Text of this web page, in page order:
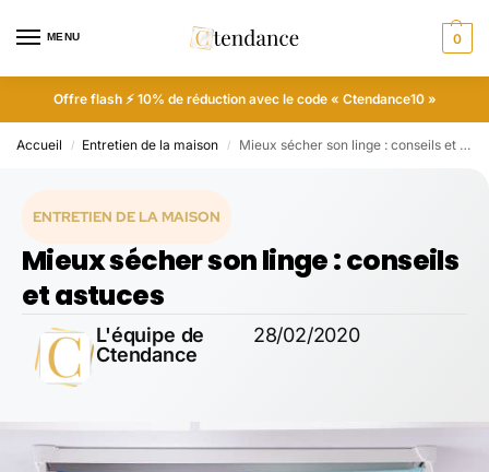
MENU 0
Offre flash ⚡ 10% de réduction avec le code « Ctendance10 »
Accueil / Entretien de la maison / Mieux sécher son linge : conseils et astuces
ENTRETIEN DE LA MAISON
Mieux sécher son linge : conseils
et astuces
L'équipe de
Ctendance
28/02/2020